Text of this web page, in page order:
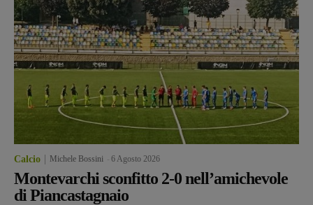
Calcio Michele Bossini 6 Agosto 2026
Montevarchi sconfitto 2-0 nell’amichevole
di Piancastagnaio